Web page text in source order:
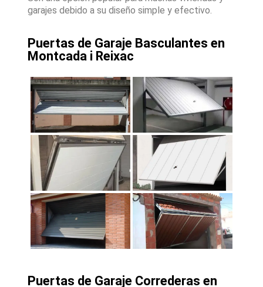
garajes debido a su diseño simple y efectivo.
Puertas de Garaje Basculantes en
Montcada i Reixac
Puertas de Garaje Correderas en